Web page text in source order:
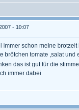
- 10:07
immer schon meine brotzeit
brötchen tomate ,salat und
das ist gut für die
immer dabei